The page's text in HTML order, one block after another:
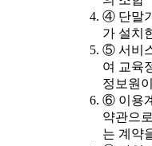
④ 단말
가 설치
⑤ 서비
여 교육
정보원
⑥ 이용
약관으
는 계약